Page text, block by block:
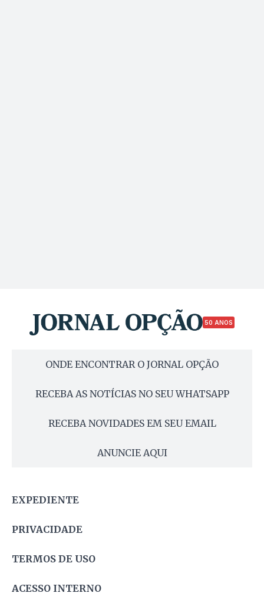
50 ANOS
ONDE ENCONTRAR O JORNAL OPÇÃO
RECEBA AS NOTÍCIAS NO SEU WHATSAPP
RECEBA NOVIDADES EM SEU EMAIL
ANUNCIE AQUI
EXPEDIENTE
PRIVACIDADE
TERMOS DE USO
ACESSO INTERNO